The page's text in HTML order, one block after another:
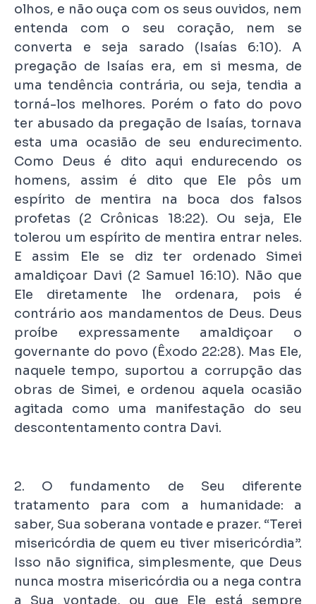
olhos, e não ouça com os seus ouvidos, nem
entenda com o seu coração, nem se
converta e seja sarado (Isaías 6:10). A
pregação de Isaías era, em si mesma, de
uma tendência contrária, ou seja, tendia a
torná-los melhores. Porém o fato do povo
ter abusado da pregação de Isaías, tornava
esta uma ocasião de seu endurecimento.
Como Deus é dito aqui endurecendo os
homens, assim é dito que Ele pôs um
espírito de mentira na boca dos falsos
profetas (2 Crônicas 18:22). Ou seja, Ele
tolerou um espírito de mentira entrar neles.
E assim Ele se diz ter ordenado Simei
amaldiçoar Davi (2 Samuel 16:10). Não que
Ele diretamente lhe ordenara, pois é
contrário aos mandamentos de Deus. Deus
proíbe expressamente amaldiçoar o
governante do povo (Êxodo 22:28). Mas Ele,
naquele tempo, suportou a corrupção das
obras de Simei, e ordenou aquela ocasião
agitada como uma manifestação do seu
descontentamento contra Davi.
2. O fundamento de Seu diferente
tratamento para com a humanidade: a
saber, Sua soberana vontade e prazer. “Terei
misericórdia de quem eu tiver misericórdia”.
Isso não significa, simplesmente, que Deus
nunca mostra misericórdia ou a nega contra
a Sua vontade, ou que Ele está sempre